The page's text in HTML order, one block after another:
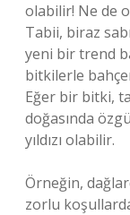
olabilir! Ne de
Tabii, biraz
yeni bir trend
bitkilerle
Eğer bir bitki,
doğasında
yıldızı olabilir.
Örneğin,
zorlu